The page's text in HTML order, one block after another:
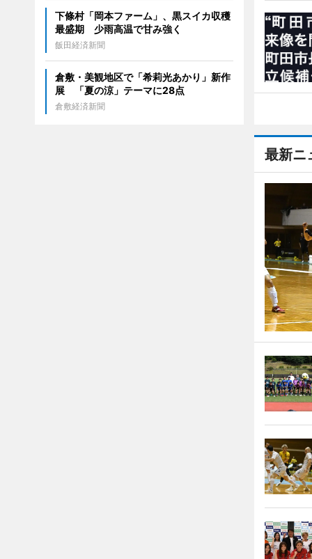
最新ニ
下條村「岡本ファーム」、黒スイカ収穫
最盛期 少雨高温で甘み強く
飯田経済新聞
倉敷・美観地区で「希莉光あかり」新作
展 「夏の涼」テーマに28点
倉敷経済新聞